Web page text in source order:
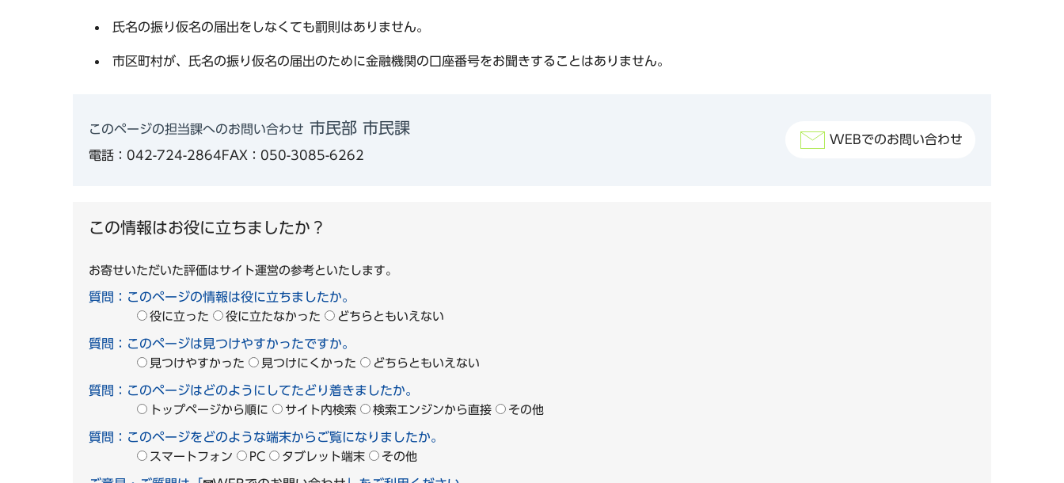
氏名の振り仮名の届出をしなくても罰則はありません。
市区町村が、氏名の振り仮名の届出のために金融機関の口座番号をお聞きすることはありません。
このページの担当課へのお問い合わせ 市民部 市民課
電話：042-724-2864FAX：050-3085-6262
WEBでのお問い合わせ
この情報はお役に立ちましたか？
お寄せいただいた評価はサイト運営の参考といたします。
質問：このページの情報は役に立ちましたか。
役に立った 役に立たなかった どちらともいえない
質問：このページは見つけやすかったですか。
見つけやすかった 見つけにくかった どちらともいえない
質問：このページはどのようにしてたどり着きましたか。
トップページから順に サイト内検索 検索エンジンから直接 その他
質問：このページをどのような端末からご覧になりましたか。
スマートフォン PC タブレット端末 その他